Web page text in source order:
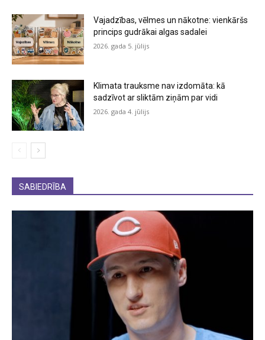
Vajadzības, vēlmes un nākotne: vienkāršs
princips gudrākai algas sadalei
2026. gada 5. jūlijs
Klimata trauksme nav izdomāta: kā
sadzīvot ar sliktām ziņām par vidi
2026. gada 4. jūlijs
SABIEDRĪBA